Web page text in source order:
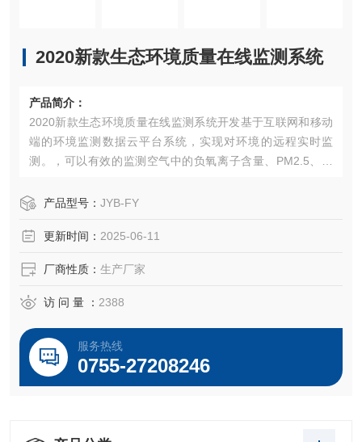
2020新款生态环境质量在线监测系统
产品简介：
2020新款生态环境质量在线监测系统开发基于互联网和移动
端的环境监测数据云平台系统，实现对环境的远程实时监
测。，可以有效的监测空气中的负氧离子含量、PM2.5、温
产品型号： JYB-FY
更新时间： 2025-06-11
厂商性质： 生产厂家
访 问 量 ： 2388
服务热线
0755-27208246